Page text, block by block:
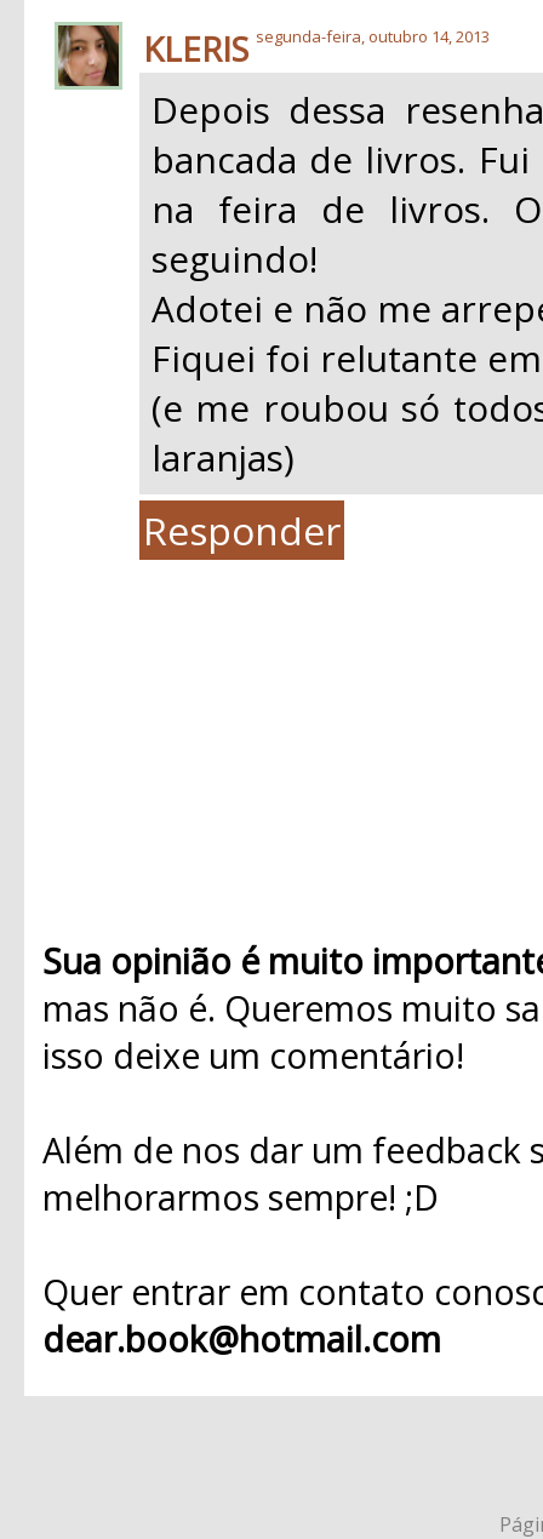
KLERIS segunda-feira, outubro 14, 2013
Depois dessa
bancada de livros.
na feira de livros.
seguindo!
Adotei e não me
Fiquei foi relutante
(e me roubou só
laranjas)
Responder
Sua opinião é muito
mas não é. Queremos muito
isso deixe um comentário!
Além de nos dar um
melhorarmos sempre! ;D
Quer entrar em contato
dear.book@hotmail.com